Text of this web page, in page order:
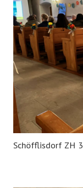
Schöfflisdorf ZH 3